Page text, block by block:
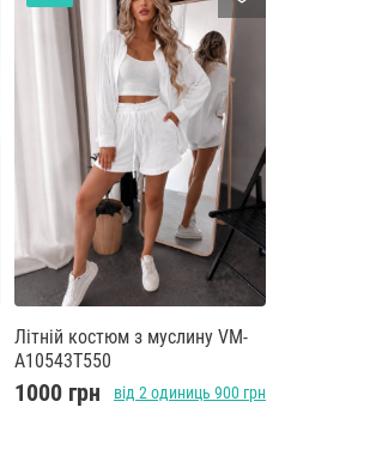
Літній костюм з муслину VM-
A10543T550
1000 грн від 2 одиниць 900 грн